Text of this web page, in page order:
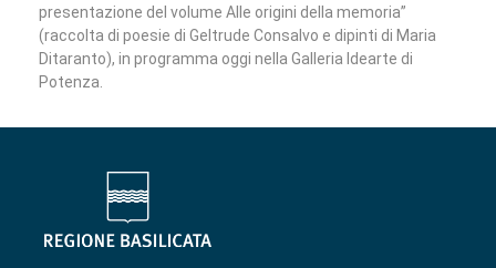
presentazione del volume Alle origini della memoria”
(raccolta di poesie di Geltrude Consalvo e dipinti di Maria
Ditaranto), in programma oggi nella Galleria Idearte di
Potenza.